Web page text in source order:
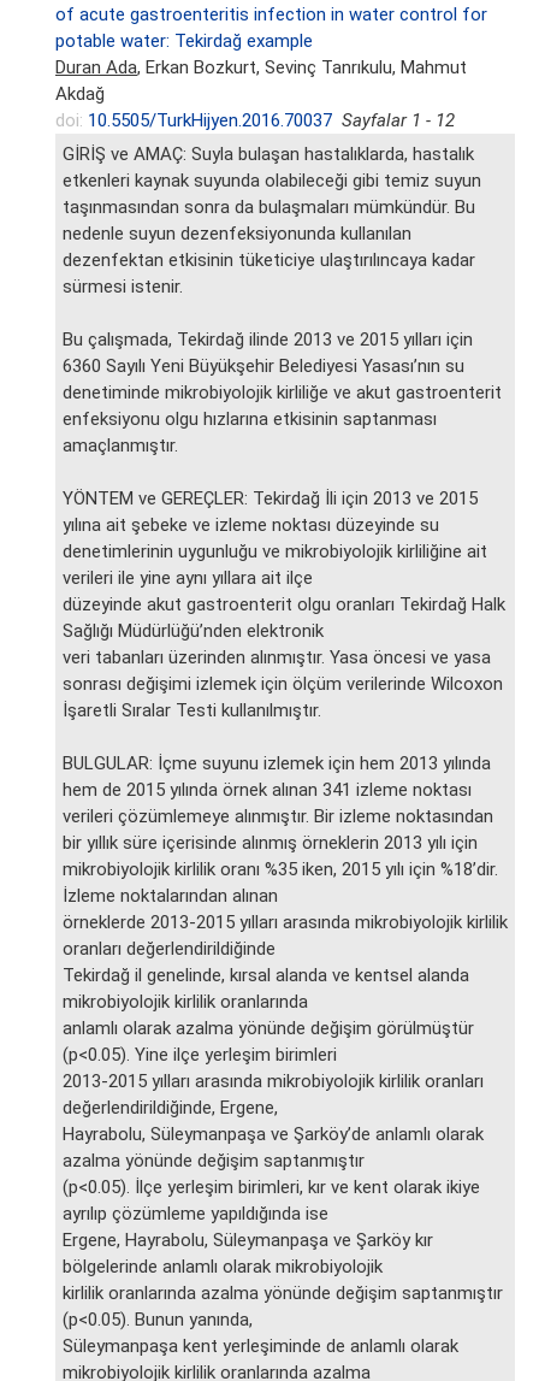
of acute gastroenteritis infection in water control for
potable water: Tekirdağ example
Duran Ada, Erkan Bozkurt, Sevinç Tanrıkulu, Mahmut
Akdağ
doi: 10.5505/TurkHijyen.2016.70037 Sayfalar 1 - 12
GİRİŞ ve AMAÇ: Suyla bulaşan hastalıklarda, hastalık
etkenleri kaynak suyunda olabileceği gibi temiz suyun
taşınmasından sonra da bulaşmaları mümkündür. Bu
nedenle suyun dezenfeksiyonunda kullanılan
dezenfektan etkisinin tüketiciye ulaştırılıncaya kadar
sürmesi istenir.
Bu çalışmada, Tekirdağ ilinde 2013 ve 2015 yılları için
6360 Sayılı Yeni Büyükşehir Belediyesi Yasası’nın su
denetiminde mikrobiyolojik kirliliğe ve akut gastroenterit
enfeksiyonu olgu hızlarına etkisinin saptanması
amaçlanmıştır.
YÖNTEM ve GEREÇLER: Tekirdağ İli için 2013 ve 2015
yılına ait şebeke ve izleme noktası düzeyinde su
denetimlerinin uygunluğu ve mikrobiyolojik kirliliğine ait
verileri ile yine aynı yıllara ait ilçe
düzeyinde akut gastroenterit olgu oranları Tekirdağ Halk
Sağlığı Müdürlüğü’nden elektronik
veri tabanları üzerinden alınmıştır. Yasa öncesi ve yasa
sonrası değişimi izlemek için ölçüm verilerinde Wilcoxon
İşaretli Sıralar Testi kullanılmıştır.
BULGULAR: İçme suyunu izlemek için hem 2013 yılında
hem de 2015 yılında örnek alınan 341 izleme noktası
verileri çözümlemeye alınmıştır. Bir izleme noktasından
bir yıllık süre içerisinde alınmış örneklerin 2013 yılı için
mikrobiyolojik kirlilik oranı %35 iken, 2015 yılı için %18’dir.
İzleme noktalarından alınan
örneklerde 2013-2015 yılları arasında mikrobiyolojik kirlilik
oranları değerlendirildiğinde
Tekirdağ il genelinde, kırsal alanda ve kentsel alanda
mikrobiyolojik kirlilik oranlarında
anlamlı olarak azalma yönünde değişim görülmüştür
(p<0.05). Yine ilçe yerleşim birimleri
2013-2015 yılları arasında mikrobiyolojik kirlilik oranları
değerlendirildiğinde, Ergene,
Hayrabolu, Süleymanpaşa ve Şarköy’de anlamlı olarak
azalma yönünde değişim saptanmıştır
(p<0.05). İlçe yerleşim birimleri, kır ve kent olarak ikiye
ayrılıp çözümleme yapıldığında ise
Ergene, Hayrabolu, Süleymanpaşa ve Şarköy kır
bölgelerinde anlamlı olarak mikrobiyolojik
kirlilik oranlarında azalma yönünde değişim saptanmıştır
(p<0.05). Bunun yanında,
Süleymanpaşa kent yerleşiminde de anlamlı olarak
mikrobiyolojik kirlilik oranlarında azalma